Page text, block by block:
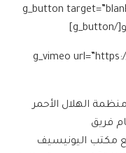
[g_button
[g_vimeo
الهلال الأحمر
فريق
مكتب اليونيسيف